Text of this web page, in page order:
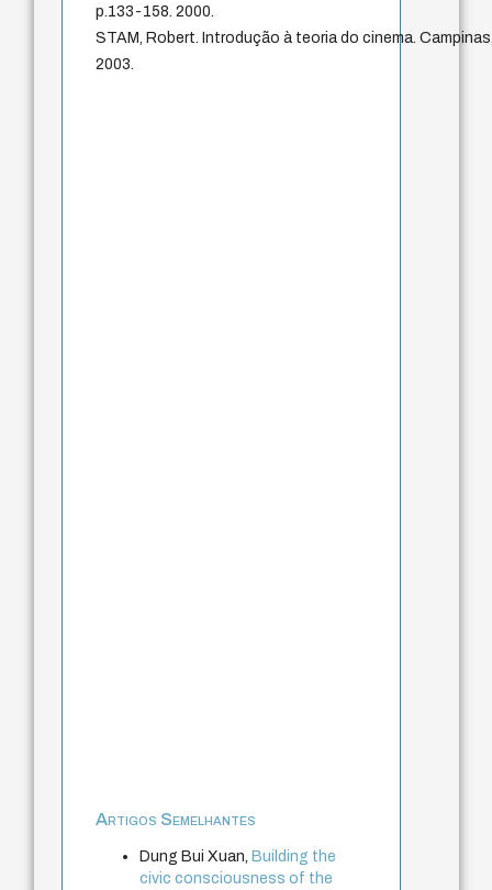
p.133-158. 2000.
STAM, Robert. Introdução à teoria do cinema.
2003.
Artigos Semelhantes
Dung Bui Xuan, Building the
civic consciousness of the